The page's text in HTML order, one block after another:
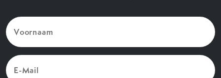
Voornaam
(Vereist)
E-
Mail